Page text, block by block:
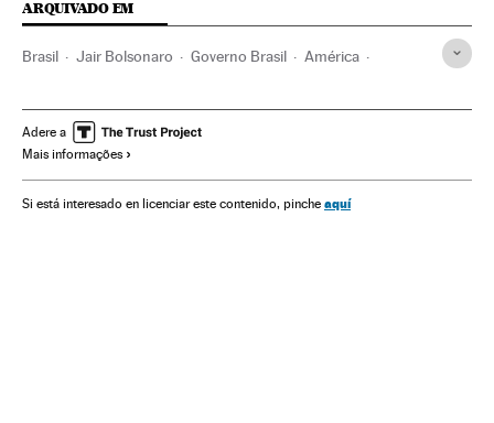
ARQUIVADO EM
Brasil Jair Bolsonaro Governo Brasil América
Senado Federal Brasília
Energia hidráulica
Eletrobras
Adere a
Mais informações
Si está interesado en licenciar este contenido, pinche aquí